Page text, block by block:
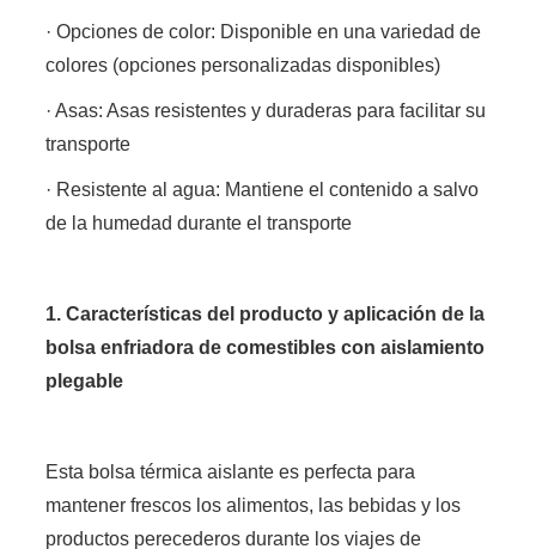
· Opciones de color: Disponible en una variedad de
colores (opciones personalizadas disponibles)
· Asas: Asas resistentes y duraderas para facilitar su
transporte
· Resistente al agua: Mantiene el contenido a salvo
de la humedad durante el transporte
1. Características del producto y aplicación de la
bolsa enfriadora de comestibles con aislamiento
plegable
Esta bolsa térmica aislante es perfecta para
mantener frescos los alimentos, las bebidas y los
productos perecederos durante los viajes de